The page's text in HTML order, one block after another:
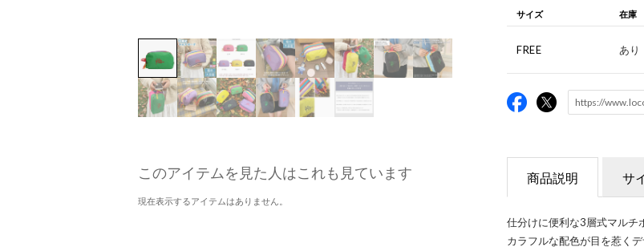
このアイテムを見た人はこれも見ています
現在表示するアイテムはありません。
サイズ 在庫
FREE あり
商品説明 サ
仕分けに便利な3層式マルチ
カラフルな配色が目を惹く